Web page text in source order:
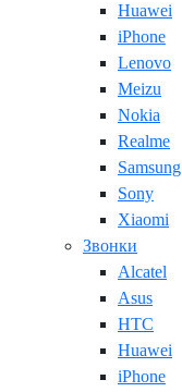
Huawei
iPhone
Lenovo
Meizu
Nokia
Realme
Samsung
Sony
Xiaomi
Звонки
Alcatel
Asus
HTC
Huawei
iPhone